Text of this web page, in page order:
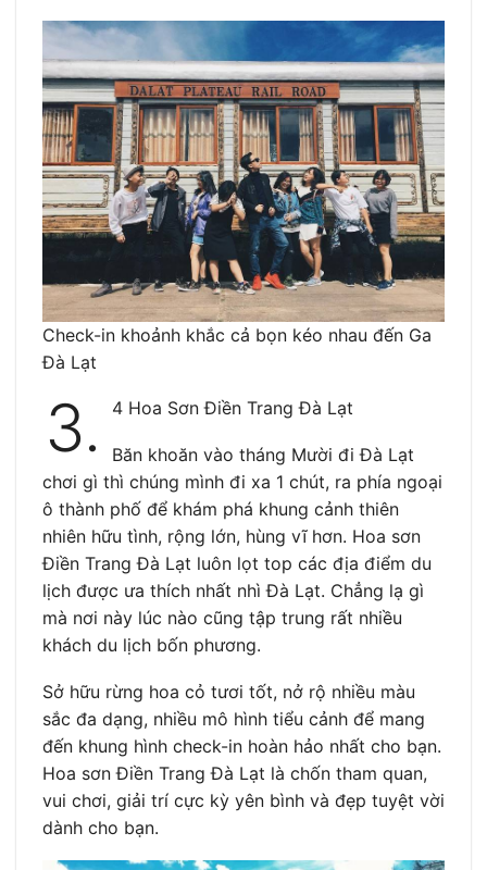
Check-in khoảnh khắc cả bọn kéo nhau đến Ga
Đà Lạt
3. 4 Hoa Sơn Điền Trang Đà Lạt
Băn khoăn vào tháng Mười đi Đà Lạt
chơi gì thì chúng mình đi xa 1 chút, ra phía ngoại
ô thành phố để khám phá khung cảnh thiên
nhiên hữu tình, rộng lớn, hùng vĩ hơn. Hoa sơn
Điền Trang Đà Lạt luôn lọt top các địa điểm du
lịch được ưa thích nhất nhì Đà Lạt. Chẳng lạ gì
mà nơi này lúc nào cũng tập trung rất nhiều
khách du lịch bốn phương.
Sở hữu rừng hoa cỏ tươi tốt, nở rộ nhiều màu
sắc đa dạng, nhiều mô hình tiểu cảnh để mang
đến khung hình check-in hoàn hảo nhất cho bạn.
Hoa sơn Điền Trang Đà Lạt là chốn tham quan,
vui chơi, giải trí cực kỳ yên bình và đẹp tuyệt vời
dành cho bạn.